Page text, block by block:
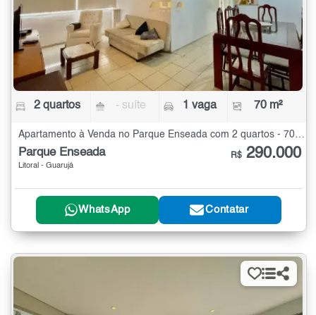
2 quartos - suíte 1 vaga 70 m²
Apartamento à Venda no Parque Enseada com 2 quartos - 70 m²
Parque Enseada
Litoral - Guarujá
R$ 290.000
WhatsApp Contatar